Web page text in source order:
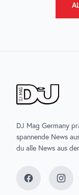
DJ Mag Germany
spannende News
du alle News aus
Facebook